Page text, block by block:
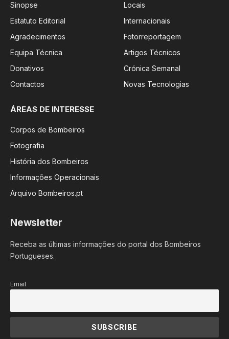
Sinopse
Estatuto Editorial
Agradecimentos
Equipa Técnica
Donativos
Contactos
Locais
Internacionais
Fotorreportagem
Artigos Técnicos
Crónica Semanal
Novas Tecnologias
ÁREAS DE INTERESSE
Corpos de Bombeiros
Fotografia
História dos Bombeiros
Informações Operacionais
Arquivo Bombeiros.pt
Newsletter
Receba as últimas informações do portal dos Bombeiros
Portugueses.
Email